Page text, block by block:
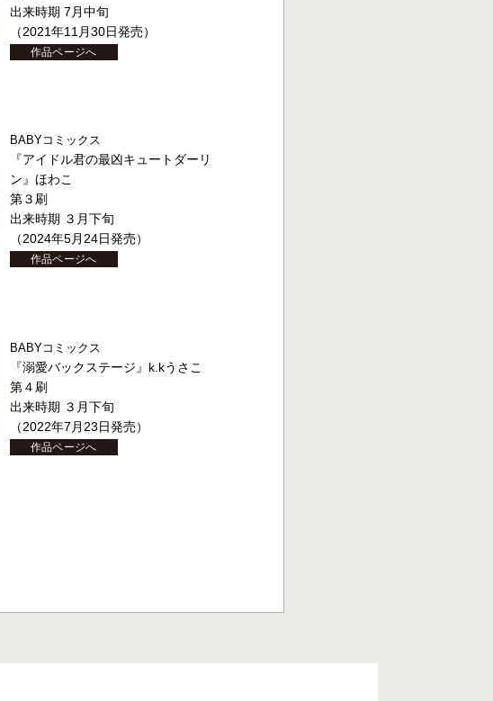
出来時期 7月中旬
（2021年11月30日発売）
作品ページへ
BABYコミックス
『アイドル君の最凶キュートダーリ
ン』ほわこ
第３刷
出来時期 ３月下旬
（2024年5月24日発売）
作品ページへ
BABYコミックス
『溺愛バックステージ』k.kうさこ
第４刷
出来時期 ３月下旬
（2022年7月23日発売）
作品ページへ